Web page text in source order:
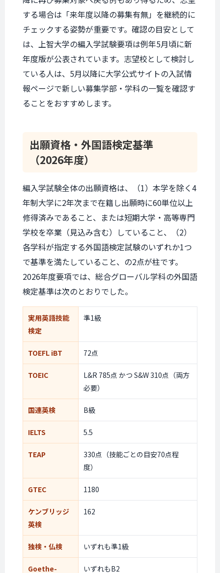
する場合は「来年度以降の募集有無」を継続的に
チェックする姿勢が重要です。確認の目安として
は、上智大学の編入学試験要項は例年5月頃に新
年度版が公表されています。志望校として検討し
ている人は、5月以降に大学公式サイトの入試情
報ページで新しい募集学部・学科の一覧を確認す
ることをおすすめします。
出願資格・ 外国語検定基準
（2026年度）
編入学試験全体の出願資格は、（1）本学を除く4
年制大学に2年次まで在籍し出願時に60単位以上
修得済みであること、または短期大学・高等専門
学校を卒業（見込み含む）していること、（2）
各学科が指定する外国語検定試験のいずれか1つ
で基準を満たしていること、の2点が柱です。
2026年度要項では、総合グローバル学科の外国語
検定基準は次のとおりでした。
実用英語技能
検定
準1級
TOEFL iBT 72点
TOEIC
L&R 785点 かつ S&W 310点（両方
必要）
国連英検 B級
IELTS 5.5
TEAP
330点（技能ごとの目安70点程
度）
GTEC 1180
ケンブリッジ
英検
162
独検・仏検 いずれも準1級
Goethe-
いずれもB2